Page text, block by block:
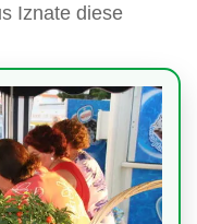
Iznate diese